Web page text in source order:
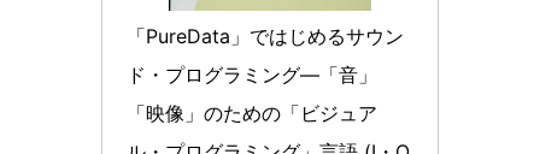
「PureData」ではじめるサウン
ド・プログラミング―「音」
「映像」のための「ビジュア